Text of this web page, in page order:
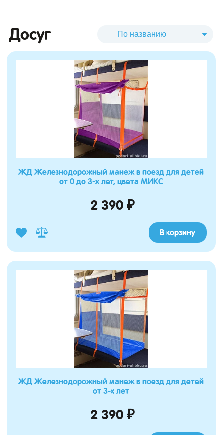
Досуг
ЖД Железнодорожный манеж в поезд для детей
от 0 до 3-х лет, цвета МИКС
2 390 ₽
В корзину
ЖД Железнодорожный манеж в поезд для детей
от 3-х лет
2 390 ₽